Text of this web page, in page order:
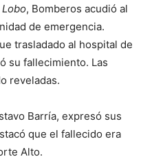
, Bomberos acudió al
de emergencia.
trasladado al hospital de
su fallecimiento. Las
reveladas.
Barría, expresó sus
que el fallecido era
Alto.